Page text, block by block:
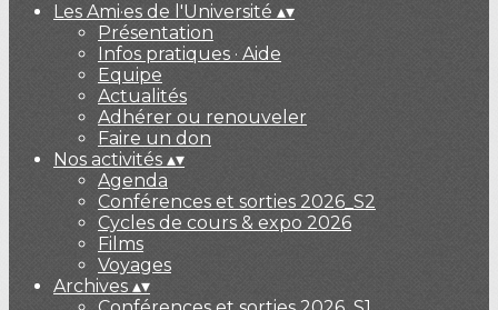
Les Ami·es de l'Université ▴▾
Présentation
Infos pratiques · Aide
Equipe
Actualités
Adhérer ou renouveler
Faire un don
Nos activités ▴▾
Agenda
Conférences et sorties 2026_S2
Cycles de cours & expo 2026
Films
Voyages
Archives ▴▾